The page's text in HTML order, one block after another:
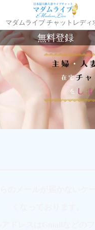
マダムライブ チャットレディ
無料登録